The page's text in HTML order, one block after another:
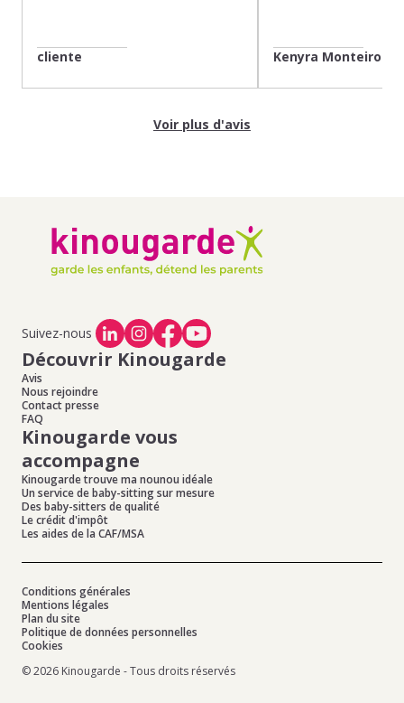
cliente Kenyra Monteiro
Voir plus d'avis
Suivez-nous
Découvrir Kinougarde
Avis
Nous rejoindre
Contact presse
FAQ
Kinougarde vous
accompagne
Kinougarde trouve ma nounou idéale
Un service de baby-sitting sur mesure
Des baby-sitters de qualité
Le crédit d'impôt
Les aides de la CAF/MSA
Conditions générales
Mentions légales
Plan du site
Politique de données personnelles
Cookies
© 2026 Kinougarde - Tous droits réservés